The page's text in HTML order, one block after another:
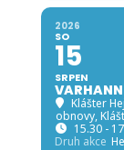
2026
SO
15
SRPEN
Klášter
obnovy,
15.30 -
Druh akce